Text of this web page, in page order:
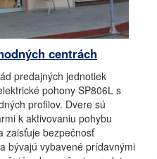
centrách
predajných jednotiek
pohony SP806L s
profilov. Dvere sú
k aktivovaniu pohybu
zaisťuje bezpečnosť
bývajú vybavené prídavnými